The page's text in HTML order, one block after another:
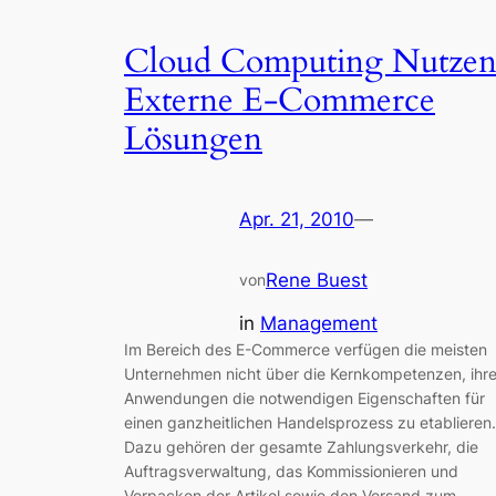
Cloud Computing
Externe E-Commerce
Lösungen
Apr. 21, 2010—
vonRene Buest
in Management
Im Bereich des E-Commerce verfügen die meisten
Unternehmen nicht über die Kernkompetenzen,
Anwendungen die notwendigen Eigenschaften für
einen ganzheitlichen Handelsprozess zu etablieren.
Dazu gehören der gesamte Zahlungsverkehr, die
Auftragsverwaltung, das Kommissionieren und